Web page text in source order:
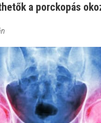
a porckopás